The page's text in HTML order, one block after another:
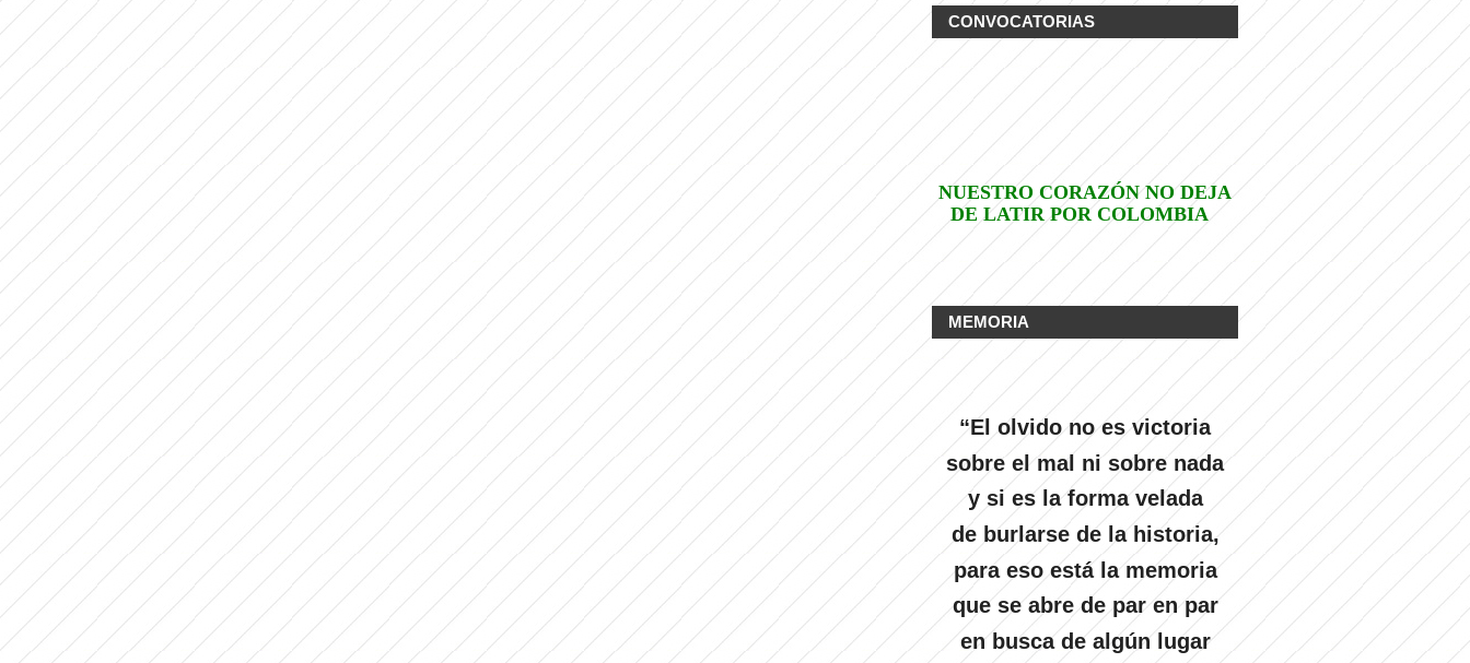
CONVOCATORIAS
NUESTRO CORAZÓN NO DEJA
DE LATIR POR COLOMBIA
MEMORIA
“El olvido no es victoria
sobre el mal ni sobre nada
y si es la forma velada
de burlarse de la historia,
para eso está la memoria
que se abre de par en par
en busca de algún lugar